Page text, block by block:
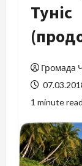
Туніс
Громада
1 minute read